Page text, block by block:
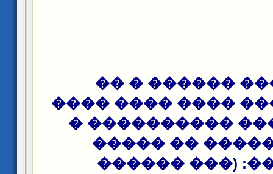
��� ����
������ � ���
� ��� �����
����� �����
�������: (���